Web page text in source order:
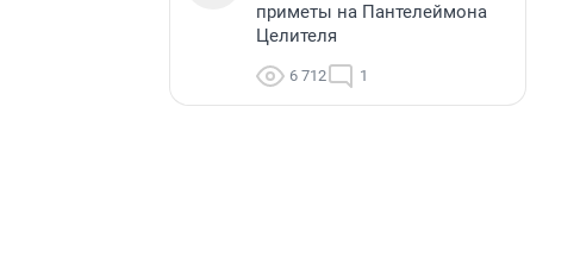
приметы на Пантелеймона
Целителя
6 712 1